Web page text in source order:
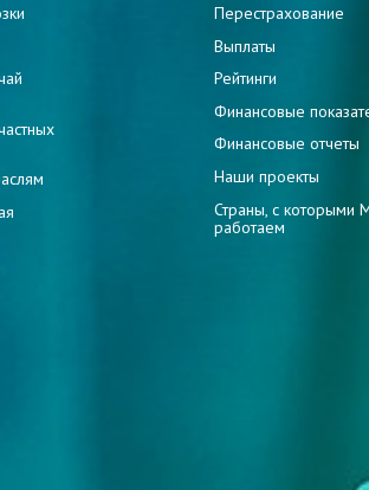
Перестрахование
Выплаты
Рейтинги
Финансовые
Финансовые отчеты
Наши проекты
Страны, с которыми
работаем